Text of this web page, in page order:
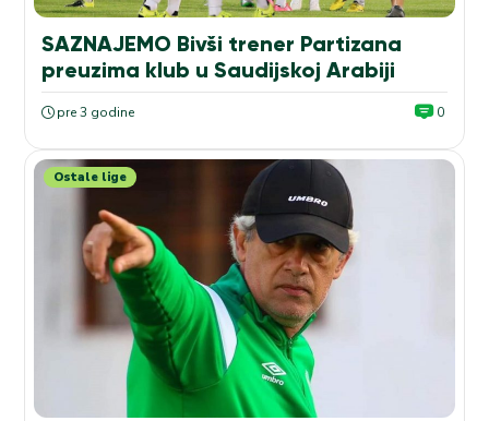
SAZNAJEMO Bivši trener Partizana
preuzima klub u Saudijskoj Arabiji
pre 3 godine 0
Ostale lige